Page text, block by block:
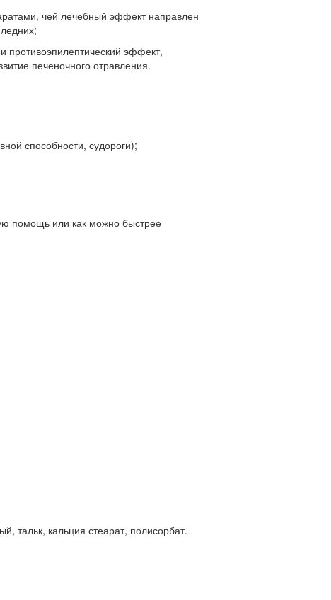
чей лечебный эффект направлен
эффект,
печеночного отравления.
способности, судороги);
помощь или как можно быстрее
тальк, кальция стеарат, полисорбат.